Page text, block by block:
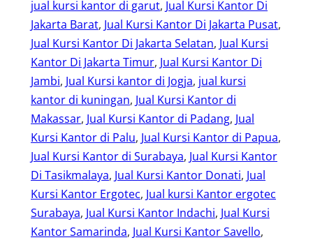
jual kursi kantor di garut, Jual Kursi Kantor Di
Jakarta Barat, Jual Kursi Kantor Di Jakarta Pusat
Jual Kursi Kantor Di Jakarta Selatan, Jual Kursi
Kantor Di Jakarta Timur, Jual Kursi Kantor Di
Jambi, Jual Kursi kantor di Jogja, jual kursi
kantor di kuningan, Jual Kursi Kantor di
Makassar, Jual Kursi Kantor di Padang, Jual
Kursi Kantor di Palu, Jual Kursi Kantor di Papua
Jual Kursi Kantor di Surabaya, Jual Kursi Kantor
Di Tasikmalaya, Jual Kursi Kantor Donati, Jual
Kursi Kantor Ergotec, Jual kursi Kantor ergotec
Surabaya, Jual Kursi Kantor Indachi, Jual Kursi
Kantor Samarinda, Jual Kursi Kantor Savello